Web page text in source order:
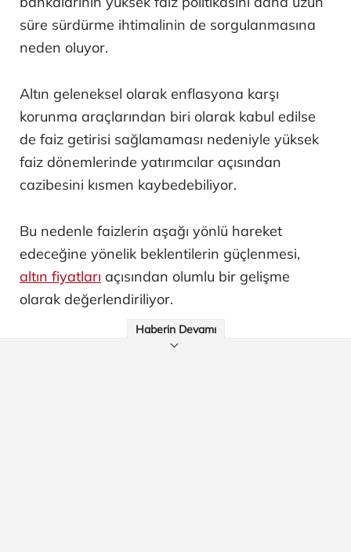
süre sürdürme ihtimalinin de sorgulanmasına
neden oluyor.
Altın geleneksel olarak enflasyona karşı
korunma araçlarından biri olarak kabul edilse
de faiz getirisi sağlamaması nedeniyle yüksek
faiz dönemlerinde yatırımcılar açısından
cazibesini kısmen kaybedebiliyor.
Bu nedenle faizlerin aşağı yönlü hareket
edeceğine yönelik beklentilerin güçlenmesi,
altın fiyatları açısından olumlu bir gelişme
olarak değerlendiriliyor.
Haberin Devamı